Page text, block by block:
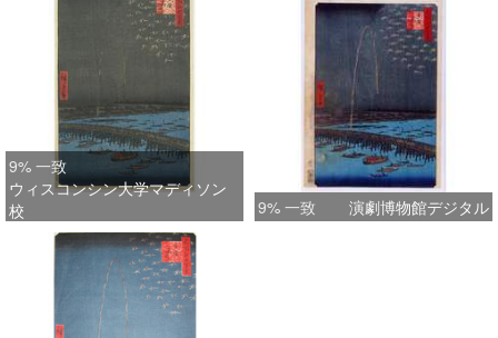
9% 一致
ウィスコンシン大学マディソン
校
9% 一致 演劇博物館デジタル